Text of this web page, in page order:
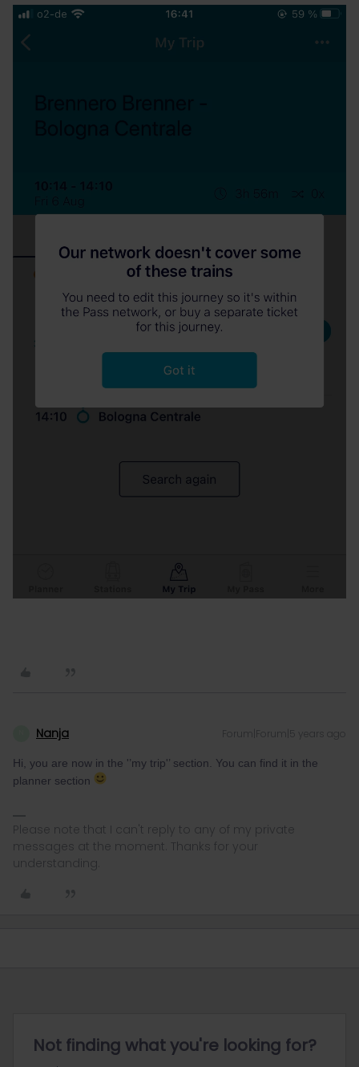
Nanja Forum|Forum|5 years ago
Hi, you are now in the '’my trip'’ section. You can find it in the
planner section
Please note that I can't reply to any of my private
messages at the moment. Thanks for your
understanding.
Not finding what you're looking for?